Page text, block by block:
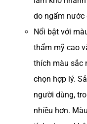
do ngấm nước
Nổi bật với
thẩm mỹ cao
thích màu sắc
chọn hợp lý.
người dùng,
nhiều hơn.